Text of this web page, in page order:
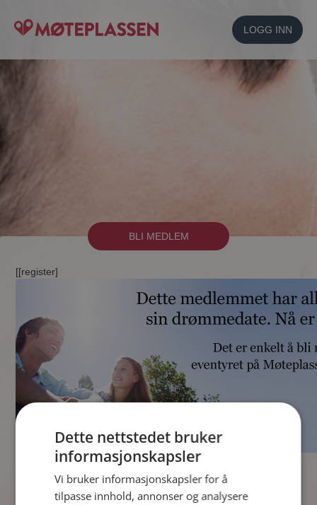
LOGG INN
BLI MEDLEM
[[register]
Dette nettstedet bruker
informasjonskapsler
Vi bruker informasjonskapsler for å
tilpasse innhold, annonser og analysere